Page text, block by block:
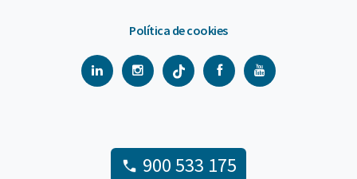
Política de cookies
900 533 175